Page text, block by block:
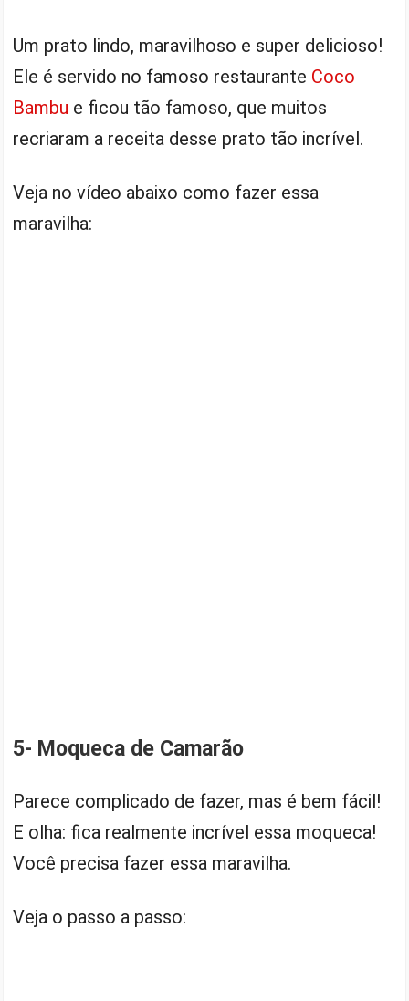
Um prato lindo, maravilhoso e super delicioso!
Ele é servido no famoso restaurante Coco
Bambu e ficou tão famoso, que muitos
recriaram a receita desse prato tão incrível.
Veja no vídeo abaixo como fazer essa
maravilha:
5- Moqueca de Camarão
Parece complicado de fazer, mas é bem fácil!
E olha: fica realmente incrível essa moqueca!
Você precisa fazer essa maravilha.
Veja o passo a passo: